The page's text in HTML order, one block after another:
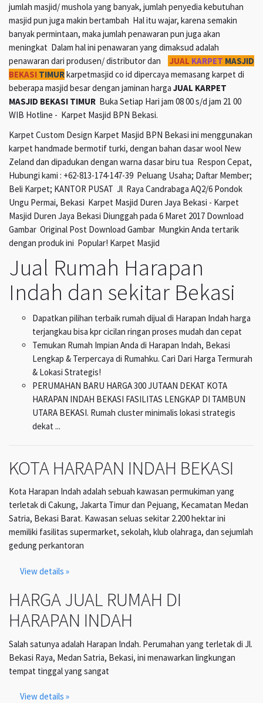
jumlah masjid/ mushola yang banyak, jumlah penyedia kebutuhan
masjid pun juga makin bertambah Hal itu wajar, karena semakin
banyak permintaan, maka jumlah penawaran pun juga akan
meningkat Dalam hal ini penawaran yang dimaksud adalah
penawaran dari produsen/ distributor dan
JUAL KARPET MASJID
BEKASI TIMURkarpetmasjid co id dipercaya memasang karpet di
beberapa masjid besar dengan jaminan harga JUAL KARPET
MASJID BEKASI TIMUR Buka Setiap Hari jam 08 00 s/d jam 21 00
WIB Hotline - Karpet Masjid BPN Bekasi.
Karpet Custom Design Karpet Masjid BPN Bekasi ini menggunakan
karpet handmade bermotif turki, dengan bahan dasar wool New
Zeland dan dipadukan dengan warna dasar biru tua Respon Cepat,
Hubungi kami : +62-813-174-147-39 Peluang Usaha; Daftar Member;
Beli Karpet; KANTOR PUSAT Jl Raya Candrabaga AQ2/6 Pondok
Ungu Permai, Bekasi Karpet Masjid Duren Jaya Bekasi - Karpet
Masjid Duren Jaya Bekasi Diunggah pada 6 Maret 2017 Download
Gambar Original Post Download Gambar Mungkin Anda tertarik
dengan produk ini Popular! Karpet Masjid
Jual Rumah Harapan
Indah dan sekitar Bekasi
Dapatkan pilihan terbaik rumah dijual di Harapan Indah harga
terjangkau bisa kpr cicilan ringan proses mudah dan cepat
Temukan Rumah Impian Anda di Harapan Indah, Bekasi
Lengkap & Terpercaya di Rumahku. Cari Dari Harga Termurah
& Lokasi Strategis!
PERUMAHAN BARU HARGA 300 JUTAAN DEKAT KOTA
HARAPAN INDAH BEKASI FASILITAS LENGKAP DI TAMBUN
UTARA BEKASI. Rumah cluster minimalis lokasi strategis
dekat ...
KOTA HARAPAN INDAH BEKASI
Kota Harapan Indah adalah sebuah kawasan permukiman yang
terletak di Cakung, Jakarta Timur dan Pejuang, Kecamatan Medan
Satria, Bekasi Barat. Kawasan seluas sekitar 2.200 hektar ini
memiliki fasilitas supermarket, sekolah, klub olahraga, dan sejumlah
gedung perkantoran
View details »
HARGA JUAL RUMAH DI
HARAPAN INDAH
Salah satunya adalah Harapan Indah. Perumahan yang terletak di Jl.
Bekasi Raya, Medan Satria, Bekasi, ini menawarkan lingkungan
tempat tinggal yang sangat
View details »